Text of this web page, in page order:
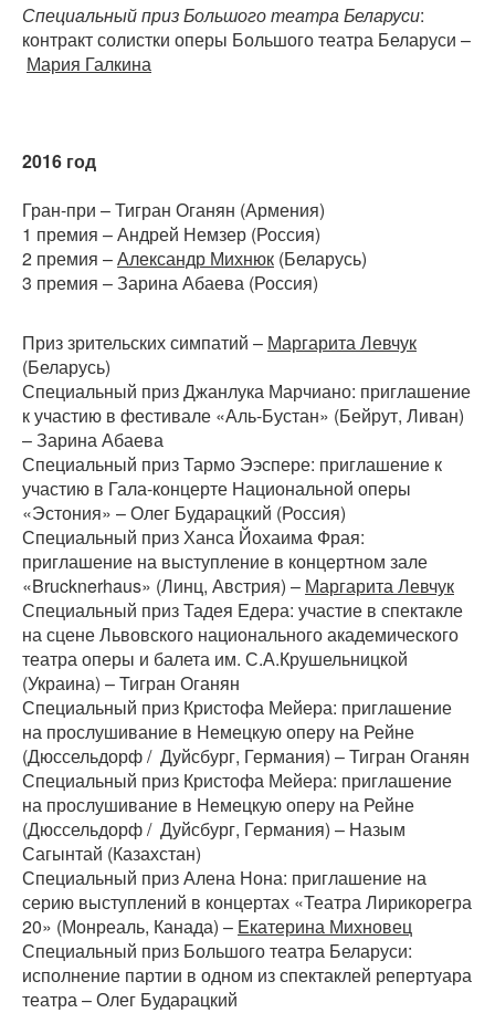
Специальный приз Большого театра Беларуси:
контракт солистки оперы Большого театра Беларуси –
Мария Галкина
2016 год
Гран-при – Тигран Оганян (Армения)
1 премия – Андрей Немзер (Россия)
2 премия –Александр Михнюк (Беларусь)
3 премия – Зарина Абаева (Россия)
Приз зрительских симпатий – Маргарита Левчук
(Беларусь)
Специальный приз Джанлука Марчиано: приглашение
к участию в фестивале «Аль-Бустан» (Бейрут, Ливан)
– Зарина Абаева
Специальный приз Тармо Ээспере: приглашение к
участию в Гала-концерте Национальной оперы
«Эстония» – Олег Бударацкий (Россия)
Специальный приз Ханса Йохаима Фрая:
приглашение на выступление в концертном зале
«Brucknerhaus» (Линц, Австрия) – Маргарита Левчук
Специальный приз Тадея Едера: участие в спектакле
на сцене Львовского национального академического
театра оперы и балета им. С.А.Крушельницкой
(Украина) – Тигран Оганян
Специальный приз Кристофа Мейера: приглашение
на прослушивание в Немецкую оперу на Рейне
(Дюссельдорф / Дуйсбург, Германия) – Тигран Оганян
Специальный приз Кристофа Мейера: приглашение
на прослушивание в Немецкую оперу на Рейне
(Дюссельдорф / Дуйсбург, Германия) – Назым
Сагынтай (Казахстан)
Специальный приз Алена Нона: приглашение на
серию выступлений в концертах «Театра Лирикорегра
20» (Монреаль, Канада) – Екатерина Михновец
Специальный приз Большого театра Беларуси:
исполнение партии в одном из спектаклей репертуара
театра – Олег Бударацкий